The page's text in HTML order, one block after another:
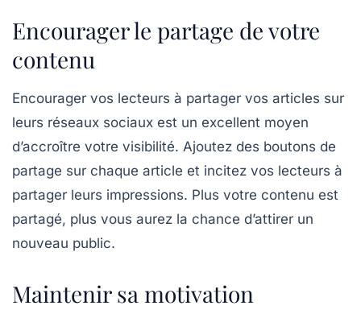
Encourager le partage de votre
contenu
Encourager vos lecteurs à partager vos articles sur
leurs réseaux sociaux est un excellent moyen
d’accroître votre visibilité. Ajoutez des boutons de
partage sur chaque article et incitez vos lecteurs à
partager leurs impressions. Plus votre contenu est
partagé, plus vous aurez la chance d’attirer un
nouveau public.
Maintenir sa motivation